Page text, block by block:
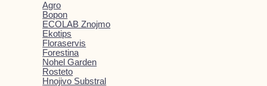
Agro
Bopon
ECOLAB Znojmo
Ekotips
Floraservis
Forestina
Nohel Garden
Rosteto
Hnojivo Substral